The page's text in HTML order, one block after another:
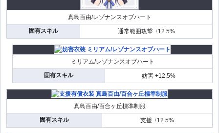
真島百由/レゾナンスオブハート
固有スキル
通常範囲攻撃 +12.5%
ミリアム/レゾナンスオブハート
固有スキル
妨害 +12.5%
真島百由/百合ヶ丘標準制服
固有スキル
支援 +12.5%